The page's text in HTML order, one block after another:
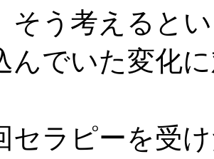
そう考えると
んでいた変化
セラピーを受